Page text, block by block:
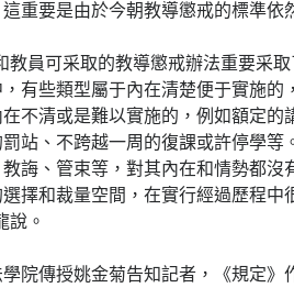
重要是由於今朝教導懲戒的標準依
教員可采取的教導懲戒辦法重要采
有些類型屬于內在清楚便于實施的
不清或是難以實施的，例如額定的
站、不跨越一周的復課或許停學等
誨、管束等，對其內在和情勢都沒
擇和裁量空間，在實行經過歷程中
說。
院傳授姚金菊告知記者，《規定》